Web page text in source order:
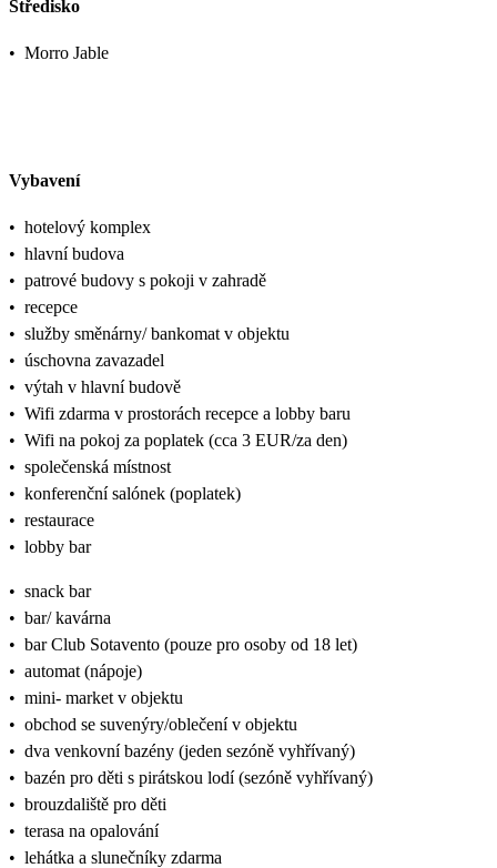
Středisko
• Morro Jable
Vybavení
• hotelový komplex
• hlavní budova
• patrové budovy s pokoji v zahradě
• recepce
• služby směnárny/ bankomat v objektu
• úschovna zavazadel
• výtah v hlavní budově
• Wifi zdarma v prostorách recepce a lobby baru
• Wifi na pokoj za poplatek (cca 3 EUR/za den)
• společenská místnost
• konferenční salónek (poplatek)
• restaurace
• lobby bar
• snack bar
• bar/ kavárna
• bar Club Sotavento (pouze pro osoby od 18 let)
• automat (nápoje)
• mini- market v objektu
• obchod se suvenýry/oblečení v objektu
• dva venkovní bazény (jeden sezóně vyhřívaný)
• bazén pro děti s pirátskou lodí (sezóně vyhřívaný)
• brouzdaliště pro děti
• terasa na opalování
• lehátka a slunečníky zdarma